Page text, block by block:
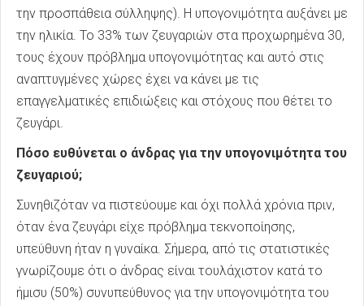
την προσπάθεια σύλληψης). Η υπογονιμότητα αυξάνει με
την ηλικία. Το 33% των ζευγαριών στα προχωρημένα 30,
τους έχουν πρόβλημα υπογονιμότητας και αυτό στις
αναπτυγμένες χώρες έχει να κάνει με τις
επαγγελματικές επιδιώξεις και στόχους που θέτει το
ζευγάρι.
Πόσο ευθύνεται ο άνδρας για την υπογονιμότητα του
ζευγαριού;
Συνηθιζόταν να πιστεύουμε και όχι πολλά χρόνια πριν,
όταν ένα ζευγάρι είχε πρόβλημα τεκνοποίησης,
υπεύθυνη ήταν η γυναίκα. Σήμερα, από τις στατιστικές
γνωρίζουμε ότι ο άνδρας είναι τουλάχιστον κατά το
ήμισυ (50%) συνυπεύθυνος για την υπογονιμότητα του